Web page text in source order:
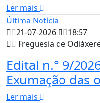
Ler mais
Última Notícia
21-07-2026
18:57
Freguesia de
Edital n.° 9/
Exumação das
Ler mais